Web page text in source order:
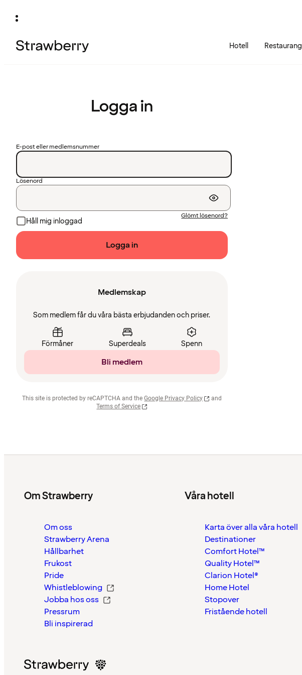
Hotell Restaurang
Logga in
E-post eller medlemsnummer
Lösenord
Håll mig inloggad
Glömt lösenord?
Logga in
Medlemskap
Som medlem får du våra bästa erbjudanden och priser.
Förmåner Superdeals Spenn
Bli medlem
This site is protected by reCAPTCHA and the Google Privacy Policy
and
Terms of Service
Om Strawberry
Om oss
Strawberry Arena
Hållbarhet
Frukost
Pride
Whistleblowing
Jobba hos oss
Pressrum
Bli inspirerad
Våra hotell
Karta över alla våra hotell
Destinationer
Comfort Hotel™
Quality Hotel™
Clarion Hotel®
Home Hotel
Stopover
Fristående hotell